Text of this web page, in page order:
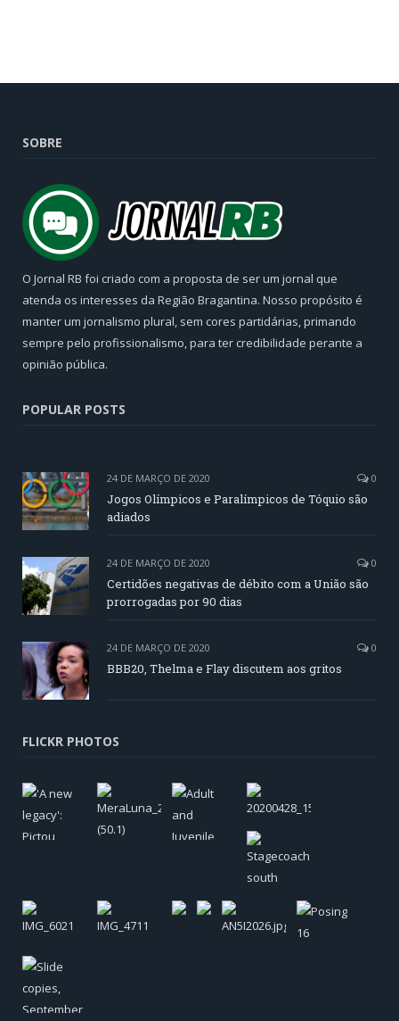
SOBRE
O Jornal RB foi criado com a proposta de ser um jornal que
atenda os interesses da Região Bragantina. Nosso propósito é
manter um jornalismo plural, sem cores partidárias, primando
sempre pelo profissionalismo, para ter credibilidade perante a
opinião pública.
POPULAR POSTS
24 DE MARÇO DE 2020 0
Jogos Olímpicos e Paralímpicos de Tóquio são
adiados
24 DE MARÇO DE 2020 0
Certidões negativas de débito com a União são
prorrogadas por 90 dias
24 DE MARÇO DE 2020 0
BBB20, Thelma e Flay discutem aos gritos
FLICKR PHOTOS